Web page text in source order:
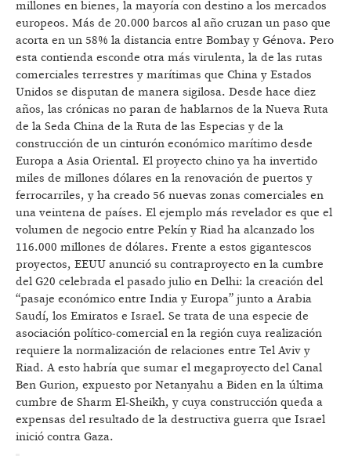
millones en bienes, la mayoría con destino a los mercados
europeos. Más de 20.000 barcos al año cruzan un paso que
acorta en un 58% la distancia entre Bombay y Génova. Pero
esta contienda esconde otra más virulenta, la de las rutas
comerciales terrestres y marítimas que China y Estados
Unidos se disputan de manera sigilosa. Desde hace diez
años, las crónicas no paran de hablarnos de la Nueva Ruta
de la Seda China de la Ruta de las Especias y de la
construcción de un cinturón económico marítimo desde
Europa a Asia Oriental. El proyecto chino ya ha invertido
miles de millones dólares en la renovación de puertos y
ferrocarriles, y ha creado 56 nuevas zonas comerciales en
una veintena de países. El ejemplo más revelador es que el
volumen de negocio entre Pekín y Riad ha alcanzado los
116.000 millones de dólares. Frente a estos gigantescos
proyectos, EEUU anunció su contraproyecto en la cumbre
del G20 celebrada el pasado julio en Delhi: la creación del
“pasaje económico entre India y Europa” junto a Arabia
Saudí, los Emiratos e Israel. Se trata de una especie de
asociación político-comercial en la región cuya realización
requiere la normalización de relaciones entre Tel Aviv y
Riad. A esto habría que sumar el megaproyecto del Canal
Ben Gurion, expuesto por Netanyahu a Biden en la última
cumbre de Sharm El-Sheikh, y cuya construcción queda a
expensas del resultado de la destructiva guerra que Israel
inició contra Gaza.